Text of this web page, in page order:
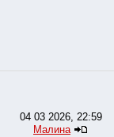
04 03 2026, 22:59
Малина